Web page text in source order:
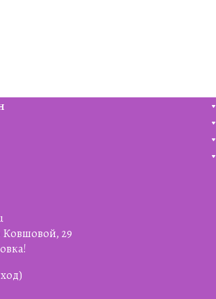
29